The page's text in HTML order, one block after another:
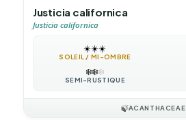
Justicia californica
Justicia californica
☀️☀️☀️
SOLEIL / MI-OMBRE
❄️❄️❄️
SEMI-RUSTIQUE
🍃ACANTHACEAE